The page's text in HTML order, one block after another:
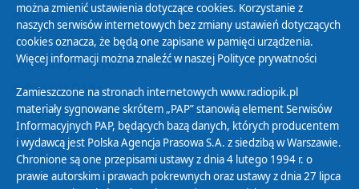
Polityka Prywatności
Zasady korzystania z Serwisu
Organizacje Pożytku Publicznego
Cyfryzacja DAB+
Polityka ochrony danych osobowych
Abonament
Zamówienia publiczne
można zmienić ustawienia dotyczące cookies. Korzystanie z
naszych serwisów internetowych bez zmiany ustawień dotyczących
cookies oznacza, że będą one zapisane w pamięci urządzenia.
Więcej informacji można znaleźć w naszej Polityce prywatności
Zamieszczone na stronach internetowych www.radiopik.pl
materiały sygnowane skrótem „PAP” stanowią element Serwisów
Informacyjnych PAP, będących bazą danych, których producentem
i wydawcą jest Polska Agencja Prasowa S.A. z siedzibą w Warszawie.
Chronione są one przepisami ustawy z dnia 4 lutego 1994 r. o
prawie autorskim i prawach pokrewnych oraz ustawy z dnia 27 lipca